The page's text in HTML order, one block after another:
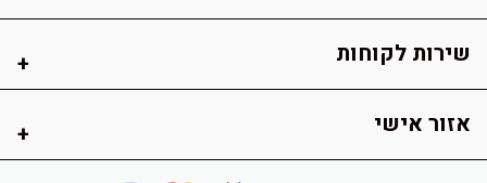
שירות לקוחות
אזור אישי